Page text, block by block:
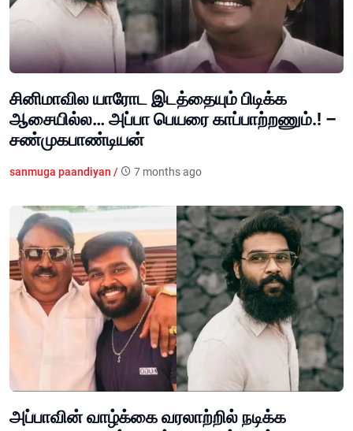
சினிமாவில யாரோட இடத்தையும் பிடிக்க
ஆசையில்ல… அப்பா பெயரை காப்பாற்றணும்.! –
சண்முகபாண்டியன்
sanmuga paandiyan / 7 months ago
அப்பாவின் வாழ்க்கை வரலாற்றில் நடிக்க